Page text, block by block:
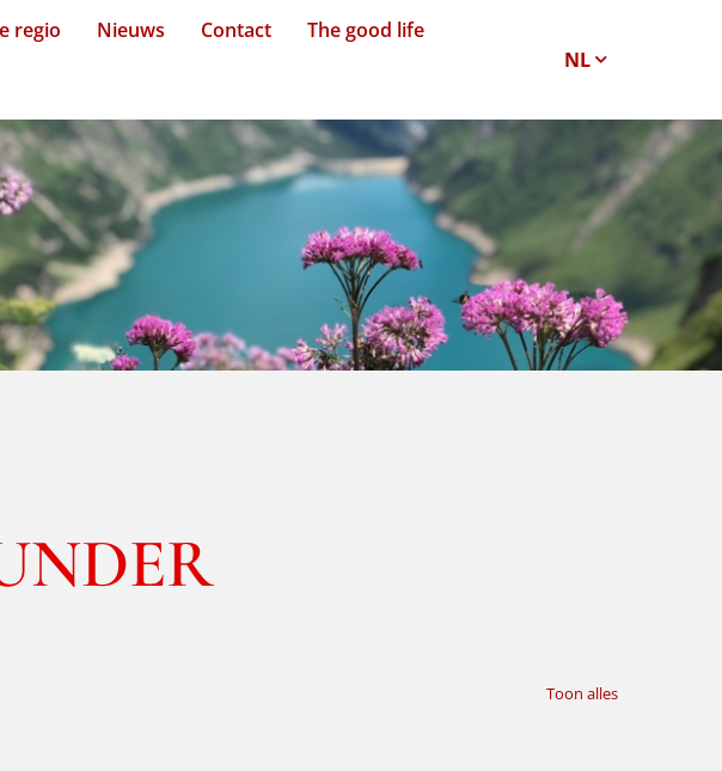
regio Nieuws Contact The good life
Toon alles